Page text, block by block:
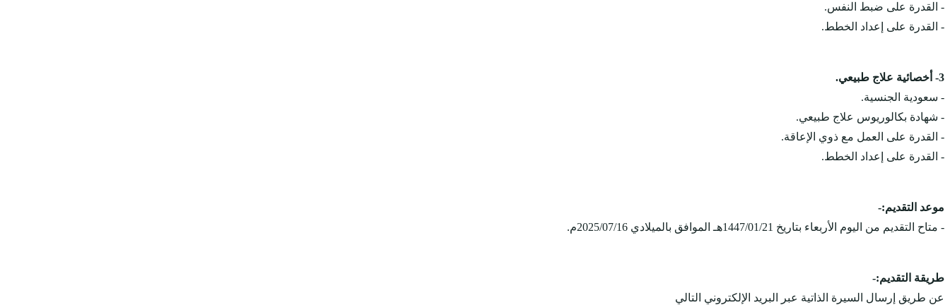
- القدرة على ضبط النفس.
- القدرة على إعداد الخطط.
3- أخصائية علاج طبيعي.
- سعودية الجنسية.
- شهادة بكالوريوس علاج طبيعي.
- القدرة على العمل مع ذوي الإعاقة.
- القدرة على إعداد الخطط.
موعد التقديم:-
- متاح التقديم من اليوم الأربعاء بتاريخ 1447/01/21هـ الموافق بالميلادي 2025/07/16م.
طريقة التقديم:-
عن طريق إرسال السيرة الذاتية عبر البريد الإلكتروني التالي